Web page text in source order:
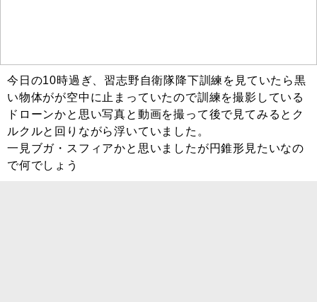
今日の10時過ぎ、習志野自衛隊降下訓練を見ていたら黒
い物体がが空中に止まっていたので訓練を撮影している
ドローンかと思い写真と動画を撮って後で見てみるとク
ルクルと回りながら浮いていました。
一見ブガ・スフィアかと思いましたが円錐形見たいなの
で何でしょう